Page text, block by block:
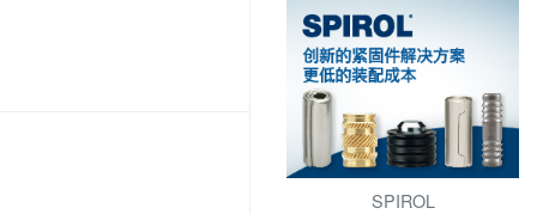
SPIROL